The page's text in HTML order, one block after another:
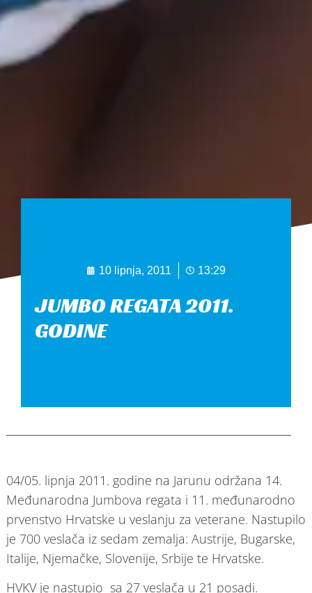
10 lipnja, 2011 13:29
JUMBO REGATA 2011.
GODINE
04/05. lipnja 2011. godine na Jarunu održana 14.
Međunarodna Jumbova regata i 11. međunarodno
prvenstvo Hrvatske u veslanju za veterane. Nastupilo
je 700 veslača iz sedam zemalja: Austrije, Bugarske,
Italije, Njemačke, Slovenije, Srbije te Hrvatske.
HVKV je nastupio sa 27 veslača u 21 posadi.